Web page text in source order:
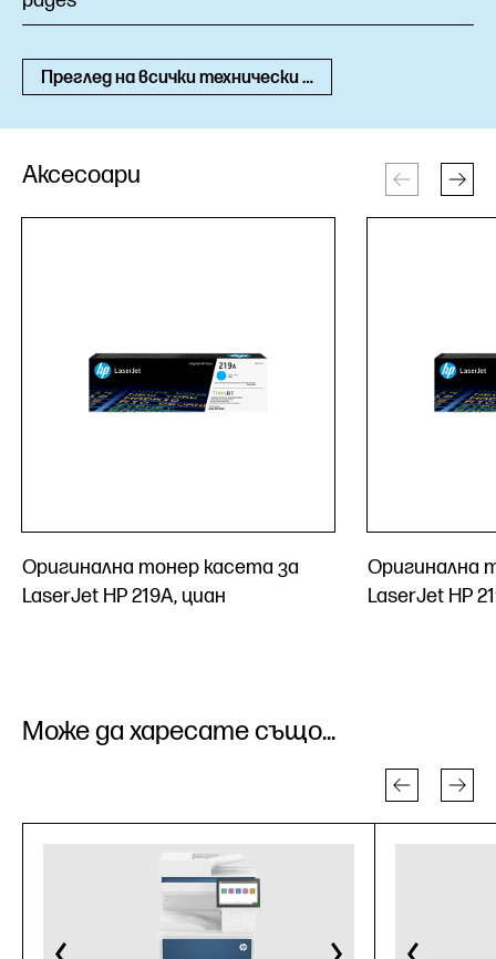
Преглед на всички технически спецификации
Аксесоари
Оригинална тонер касета за
LaserJet HP 219A, циан
Оригинална
LaserJet HP
Може да харесате също...